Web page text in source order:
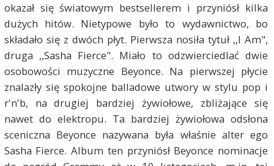
okazał się światowym bestsellerem i przyniósł kilka
dużych hitów. Nietypowe było to wydawnictwo, bo
składało się z dwóch płyt. Pierwsza nosiła tytuł ,,I Am",
druga ,,Sasha Fierce". Miało to odzwierciedlać dwie
osobowości muzyczne Beyonce. Na pierwszej płycie
znalazły się spokojne balladowe utwory w stylu pop i
r'n'b, na drugiej bardziej żywiołowe, zbliżające się
nawet do elektropu. Ta bardziej żywiołowa odsłona
sceniczna Beyonce nazywana była właśnie alter ego
Sasha Fierce. Album ten przyniósł Beyonce nominacje